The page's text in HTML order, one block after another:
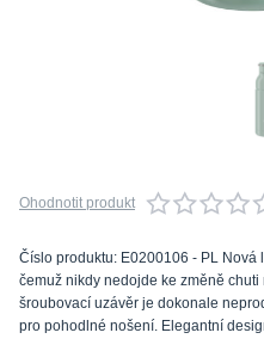
Ohodnotit produkt
Číslo produktu: E0200106 - PL
čemuž nikdy nedojde ke změně
šroubovací uzávěr je dokonale
pro pohodlné nošení. Elegantní